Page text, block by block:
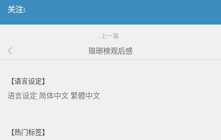
关注:
上一篇
琅琊榜观后感
【语言设定】
语言设定 简体中文 繁體中文
【热门标签】